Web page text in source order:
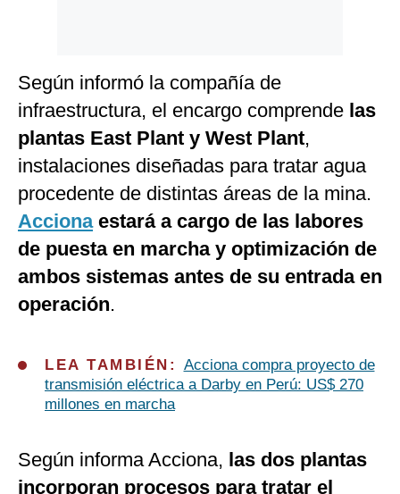
Según informó la compañía de
infraestructura, el encargo comprende las
plantas East Plant y West Plant,
instalaciones diseñadas para tratar agua
procedente de distintas áreas de la mina.
Accionaestará a cargo de las labores
de puesta en marcha y optimización de
ambos sistemas antes de su entrada en
operación.
LEA TAMBIÉN: Acciona compra proyecto de
transmisión eléctrica a Darby en Perú: US$ 270
millones en marcha
Según informa Acciona, las dos plantas
incorporan procesos para tratar el